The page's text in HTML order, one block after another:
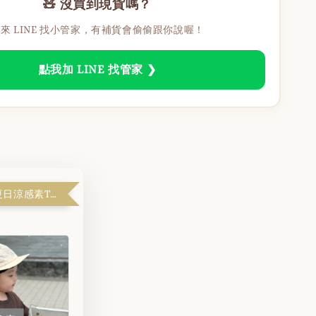
🧸 沒買到現貨嗎？
LINE 找小管家，有補貨會偷偷跟你說喔！
點我加 LINE 找管家 ❯
天啊！$99夏日涼感素T『滿$1999解鎖』